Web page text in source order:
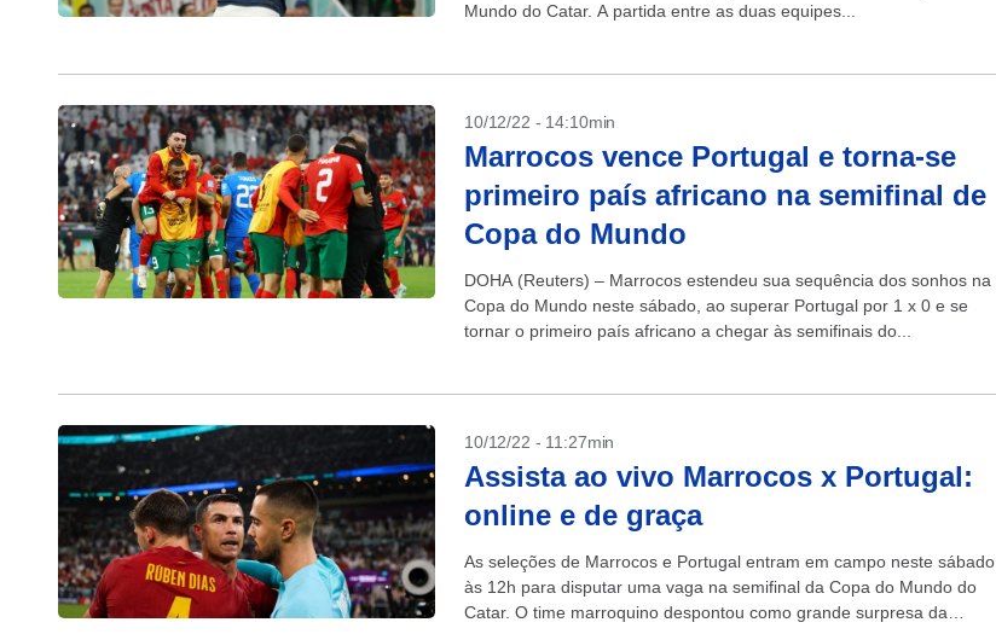
Mundo do Catar. A partida entre as duas equipes...
10/12/22 - 14:10min
Marrocos vence Portugal e torna-se
primeiro país africano na semifinal de
Copa do Mundo
DOHA (Reuters) – Marrocos estendeu sua sequência dos sonhos na
Copa do Mundo neste sábado, ao superar Portugal por 1 x 0 e se
tornar o primeiro país africano a chegar às semifinais do...
10/12/22 - 11:27min
Assista ao vivo Marrocos x Portugal:
online e de graça
As seleções de Marrocos e Portugal entram em campo neste sábado
às 12h para disputar uma vaga na semifinal da Copa do Mundo do
Catar. O time marroquino despontou como grande surpresa da